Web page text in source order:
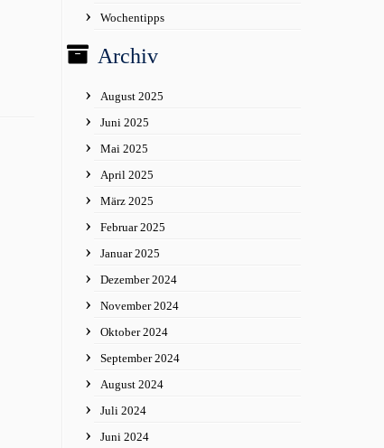
Wochentipps
Archiv
August 2025
Juni 2025
Mai 2025
April 2025
März 2025
Februar 2025
Januar 2025
Dezember 2024
November 2024
Oktober 2024
September 2024
August 2024
Juli 2024
Juni 2024